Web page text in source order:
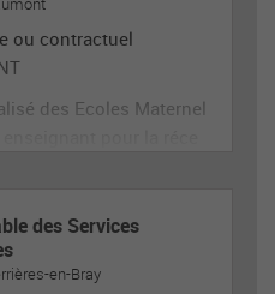
ou contractuel
des Ecoles Maternel
aux enfant
la communauté éduca
des Services
en-Bray